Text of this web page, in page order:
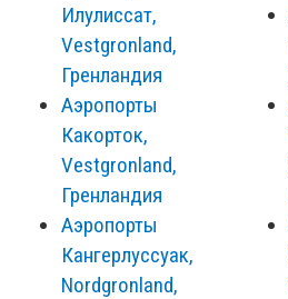
Илулиссат,
Vestgronland,
Гренландия
Аэропорты
Какорток,
Vestgronland,
Гренландия
Аэропорты
Кангерлуссуак,
Nordgronland,